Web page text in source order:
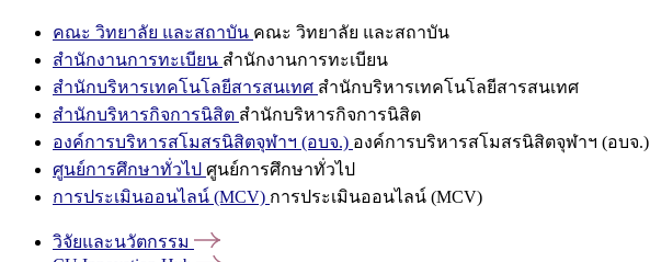
คณะ วิทยาลัย และสถาบัน คณะ วิทยาลัย และสถาบัน
สำนักงานการทะเบียน สำนักงานการทะเบียน
สำนักบริหารเทคโนโลยีสารสนเทศ สำนักบริหารเทคโนโลยีสารสนเทศ
สำนักบริหารกิจการนิสิต สำนักบริหารกิจการนิสิต
องค์การบริหารสโมสรนิสิตจุฬาฯ (อบจ.) องค์การบริหารสโมสรนิสิตจุฬาฯ (อบจ.)
ศูนย์การศึกษาทั่วไป ศูนย์การศึกษาทั่วไป
การประเมินออนไลน์ (MCV) การประเมินออนไลน์ (MCV)
วิจัยและนวัตกรรม